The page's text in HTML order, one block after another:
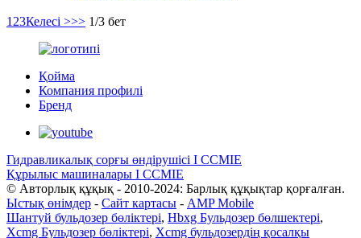
1 23Келесі >>> 1/3 бет
Қойма
Компания профилі
Бренд
Гидравликалық сорғы өндірушісі I CCMIE
Құрылыс машиналары I CCMIE
© Авторлық құқық - 2010-2024: Барлық құқықтар қорғалған.
Ыстық өнімдер - Сайт картасы - AMP Mobile
Шантуй бульдозер бөліктері, Hbxg Бульдозер бөлшектері,
Xcmg Бульдозер бөліктері, Xcmg бульдозердің қосалқы